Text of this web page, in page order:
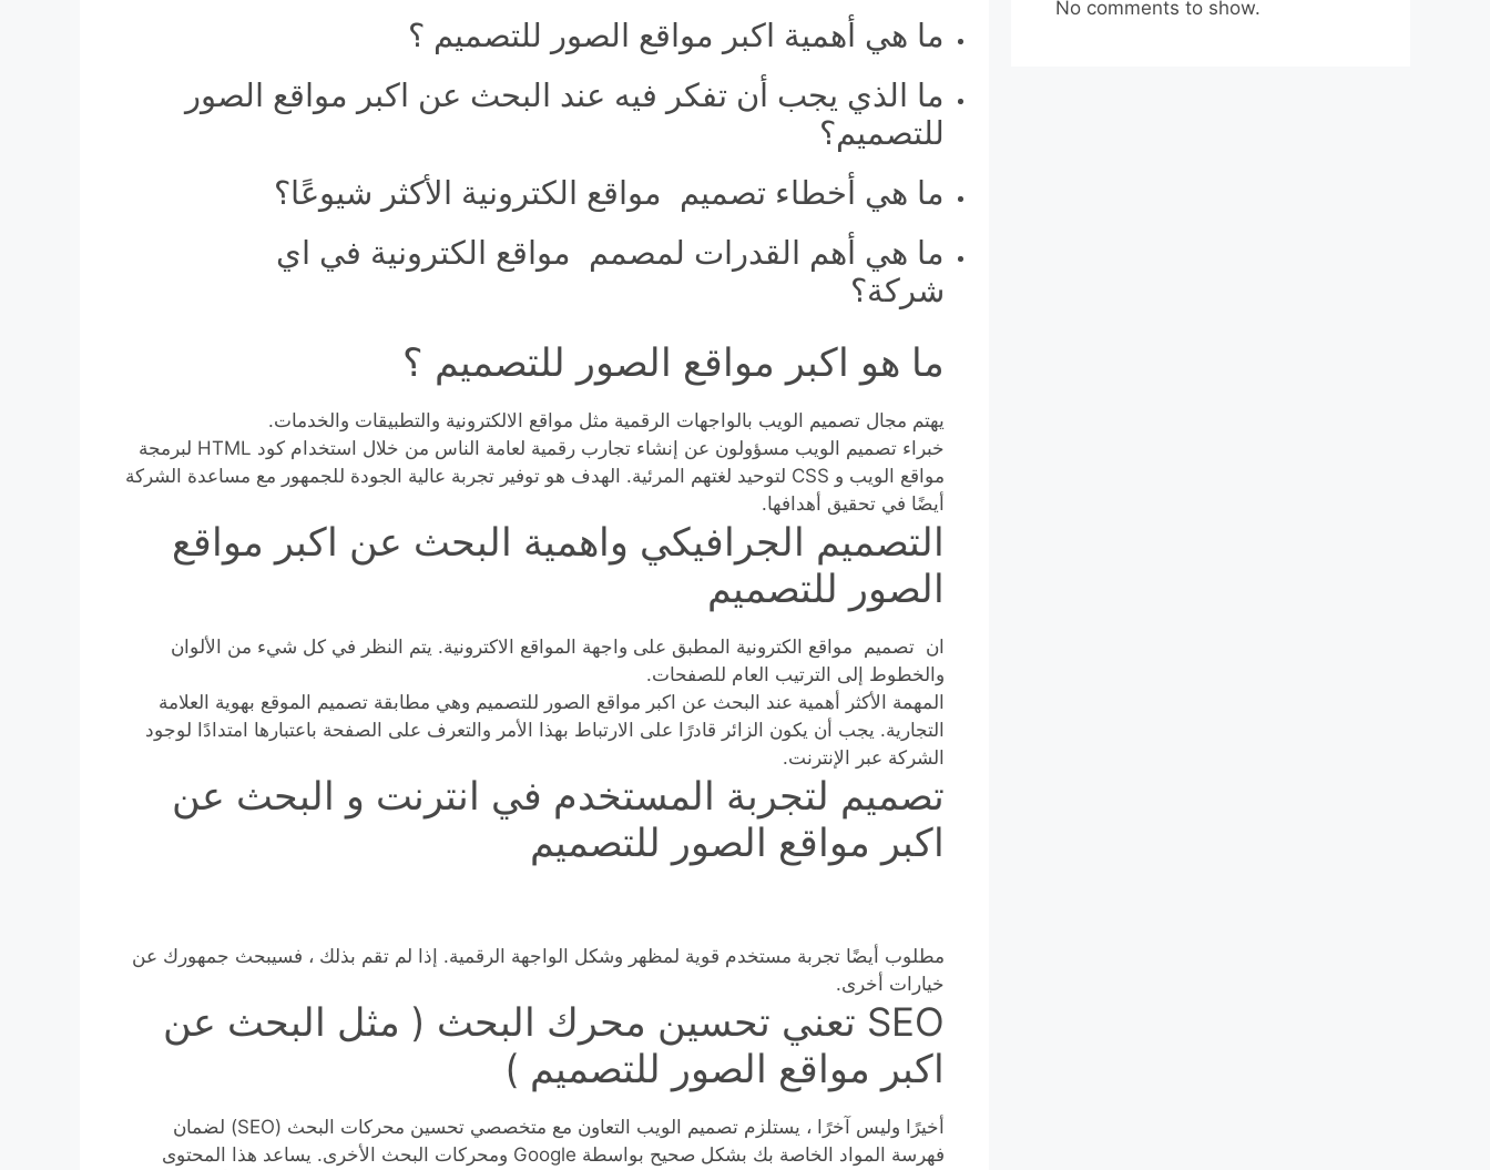
ما هي أهمية اكبر مواقع الصور للتصميم ؟
ما الذي يجب أن تفكر فيه عند البحث عن اكبر مواقع الصور
للتصميم؟
ما هي أخطاء تصميم مواقع الكترونية الأكثر شيوعًا؟
ما هي أهم القدرات لمصمم مواقع الكترونية في اي
شركة؟
ما هو اكبر مواقع الصور للتصميم ؟
يهتم مجال تصميم الويب بالواجهات الرقمية مثل مواقع الالكترونية والتطبيقات والخدمات.
خبراء تصميم الويب مسؤولون عن إنشاء تجارب رقمية لعامة الناس من خلال استخدام كود HTML لبرمجة
مواقع الويب و CSS لتوحيد لغتهم المرئية. الهدف هو توفير تجربة عالية الجودة للجمهور مع مساعدة الشركة
أيضًا في تحقيق أهدافها.
التصميم الجرافيكي واهمية البحث عن اكبر مواقع
الصور للتصميم
ان تصميم مواقع الكترونية المطبق على واجهة المواقع الاكترونية. يتم النظر في كل شيء من الألوان
والخطوط إلى الترتيب العام للصفحات.
المهمة الأكثر أهمية عند البحث عن اكبر مواقع الصور للتصميم وهي مطابقة تصميم الموقع بهوية العلامة
التجارية. يجب أن يكون الزائر قادرًا على الارتباط بهذا الأمر والتعرف على الصفحة باعتبارها امتدادًا لوجود
الشركة عبر الإنترنت.
تصميم لتجربة المستخدم في انترنت و البحث عن
اكبر مواقع الصور للتصميم
مطلوب أيضًا تجربة مستخدم قوية لمظهر وشكل الواجهة الرقمية. إذا لم تقم بذلك ، فسيبحث جمهورك عن
خيارات أخرى.
SEO تعني تحسين محرك البحث ( مثل البحث عن
اكبر مواقع الصور للتصميم )
أخيرًا وليس آخرًا ، يستلزم تصميم الويب التعاون مع متخصصي تحسين محركات البحث (SEO) لضمان
فهرسة المواد الخاصة بك بشكل صحيح بواسطة Google ومحركات البحث الأخرى. يساعد هذا المحتوى
No comments to show.